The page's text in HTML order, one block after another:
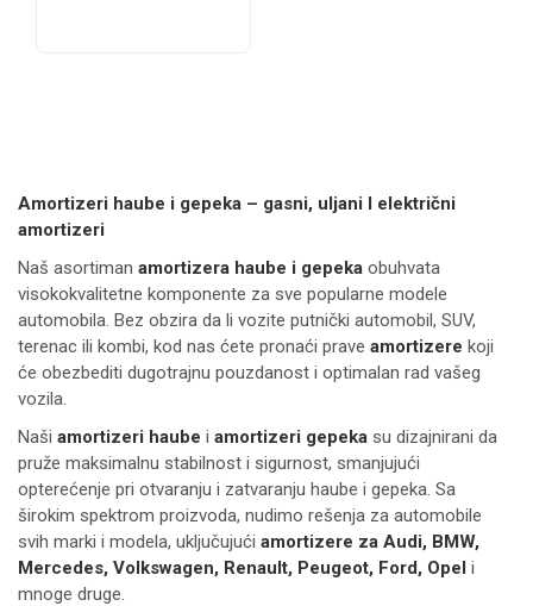
Amortizeri haube i gepeka – gasni, uljani I električni
amortizeri
Naš asortiman amortizera haube i gepeka obuhvata
visokokvalitetne komponente za sve popularne modele
automobila. Bez obzira da li vozite putnički automobil, SUV,
terenac ili kombi, kod nas ćete pronaći prave amortizere koji
će obezbediti dugotrajnu pouzdanost i optimalan rad vašeg
vozila.
Naši amortizeri haube i amortizeri gepeka su dizajnirani da
pruže maksimalnu stabilnost i sigurnost, smanjujući
opterećenje pri otvaranju i zatvaranju haube i gepeka. Sa
širokim spektrom proizvoda, nudimo rešenja za automobile
svih marki i modela, uključujući amortizere za Audi, BMW,
Mercedes, Volkswagen, Renault, Peugeot, Ford, Opel i
mnoge druge.